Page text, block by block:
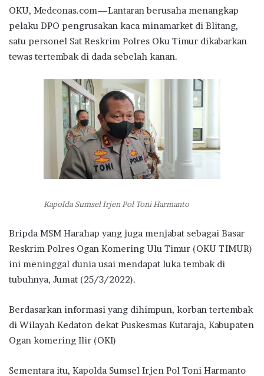
OKU, Medconas.com—Lantaran berusaha menangkap
pelaku DPO pengrusakan kaca minamarket di Blitang,
satu personel Sat Reskrim Polres Oku Timur dikabarkan
tewas tertembak di dada sebelah kanan.
Kapolda Sumsel Irjen Pol Toni Harmanto
Bripda MSM Harahap yang juga menjabat sebagai Basar
Reskrim Polres Ogan Komering Ulu Timur (OKU TIMUR)
ini meninggal dunia usai mendapat luka tembak di
tubuhnya, Jumat (25/3/2022).
Berdasarkan informasi yang dihimpun, korban tertembak
di Wilayah Kedaton dekat Puskesmas Kutaraja, Kabupaten
Ogan komering Ilir (OKI)
Sementara itu, Kapolda Sumsel Irjen Pol Toni Harmanto